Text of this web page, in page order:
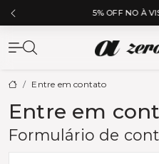
5% DE
Entre em contato
Entre em
Formulário de